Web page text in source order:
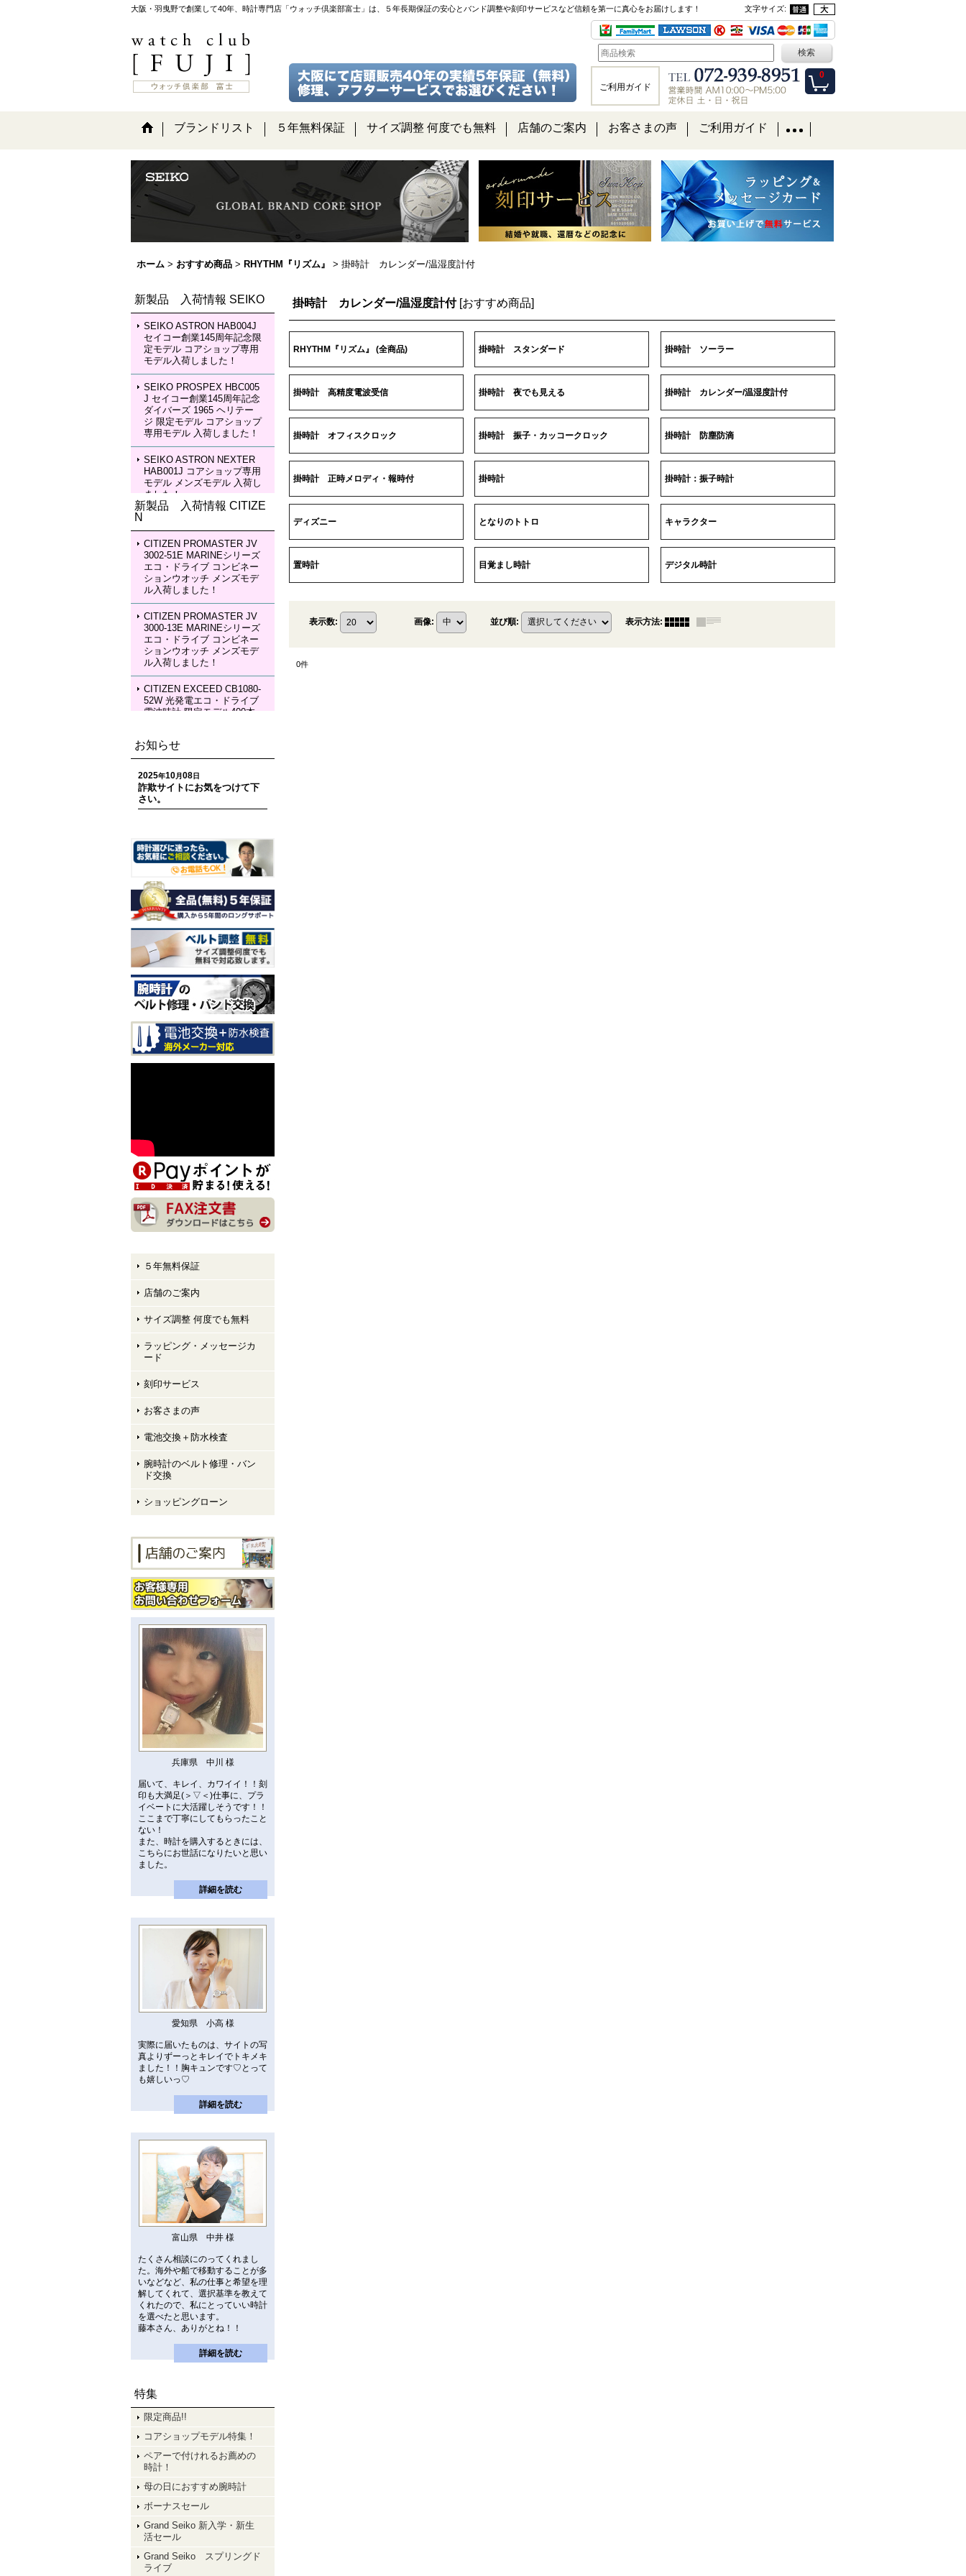
大阪・羽曳野で創業して40年、時計専門店「ウォッチ倶楽部富士」は、５年長期保証の安心とバンド調整や刻印サービスなど信頼を第一に真心をお届けします！ 文字サイズ:
0
ご利用ガイド
ブランドリスト ５年無料保証 サイズ調整 何度でも無料 店舗のご案内 お客さまの声 ご利用ガイド
ホーム > おすすめ商品 > RHYTHM『リズム』 > 掛時計 カレンダー/温湿度計付
新製品 入荷情報 SEIKO
SEIKO ASTRON HAB004J
セイコー創業145周年記念限
定モデル コアショップ専用
モデル入荷しました！
SEIKO PROSPEX HBC005
J セイコー創業145周年記念
ダイバーズ 1965 ヘリテー
ジ 限定モデル コアショップ
専用モデル 入荷しました！
SEIKO ASTRON NEXTER
HAB001J コアショップ専用
モデル メンズモデル 入荷し
ました！
HAB002J コアショップ専用
モデル メンズモデル 入荷し
ました！
SEIKO LUKIA HEA003J LU
KIA Grow with DAICHI MIU
RA Limited Edition レディー
スモデル 入荷しました！
SEIKO LUKIA HEA004J LU
KIA Grow with DAICHI MIU
RA Limited Edition メカニカ
ルウォッチ レディースモデ
ル 入荷しました！
新製品 入荷情報 CITIZE
N
CITIZEN PROMASTER JV
3002-51E MARINEシリーズ
エコ・ドライブ コンビネー
ションウオッチ メンズモデ
ル入荷しました！
CITIZEN PROMASTER JV
3000-13E MARINEシリーズ
エコ・ドライブ コンビネー
ションウオッチ メンズモデ
ル入荷しました！
CITIZEN EXCEED CB1080-
52W 光発電エコ・ドライブ
電波時計 限定モデル400本
CITIZEN EXCEED EC1120-
59W 光発電エコ・ドライブ
電波時計 限定モデル400本
ペアモデル レディースモデ
ル 入荷しました！
80H ACT Line 光発電エコ・
ドライブ GPS衛星電波時計
限定モデル 世界限定1,800
本 メンズモデル 入荷しまし
た！
CITIZEN ATTESA CC4078-
51E ACT Line LIGHT in BL
ACK Eco-Drive 50th Anniver
sary Edition メンズモデル
入荷しました！
CITIZEN EXCEED CB1147-
61E LIGHT in BLACK Eco-
Drive 50th Anniversary Editi
on メンズモデル 入荷しま
した！
CITIZEN ATTESA AT8384-5
n ES9495-59E LIGHT in BL
ACK Eco-Drive 50th Anniver
sary Edition レディースモデ
ル 入荷しました！
お知らせ
2025年10月 08日
詐欺サイトにお気をつけて下
さい。
５年無料保証
店舗のご案内
サイズ調整 何度でも無料
ラッピング・メッセージカ
ード
刻印サービス
お客さまの声
電池交換＋防水検査
腕時計のベルト修理・バン
ド交換
ショッピングローン
兵庫県 中川 様
届いて、キレイ、カワイイ！！刻
印も大満足(＞▽＜)仕事に、プラ
イベートに大活躍しそうです！！
ここまで丁寧にしてもらったこと
ない！
また、時計を購入するときには、
こちらにお世話になりたいと思い
ました。
詳細を読む
愛知県 小高 様
実際に届いたものは、サイトの写
真よりずーっとキレイでトキメキ
ました！！胸キュンです♡とって
も嬉しいっ♡
詳細を読む
富山県 中井 様
たくさん相談にのってくれまし
た。海外や船で移動することが多
いなどなど、私の仕事と希望を理
解してくれて、選択基準を教えて
くれたので、私にとっていい時計
を選べたと思います。
藤本さん、ありがとね！！
詳細を読む
特集
限定商品!!
コアショップモデル特集！
ペアーで付けれるお薦めの
時計！
母の日におすすめ腕時計
ボーナスセール
Grand Seiko 新入学・新生
活セール
Grand Seiko スプリングド
ライブ
掛時計 カレンダー/温湿度計付 [おすすめ商品]
RHYTHM『リズム』 (全商品) 掛時計 スタンダード 掛時計 ソーラー
掛時計 高精度電波受信 掛時計 夜でも見える 掛時計 カレンダー/温湿度計付
掛時計 オフィスクロック 掛時計 振子・カッコークロック 掛時計 防塵防滴
掛時計 正時メロディ・報時付 掛時計 掛時計：振子時計
ディズニー となりのトトロ キャラクター
置時計 目覚まし時計 デジタル時計
表示数: 画像: 並び順: 表示方法:
0件